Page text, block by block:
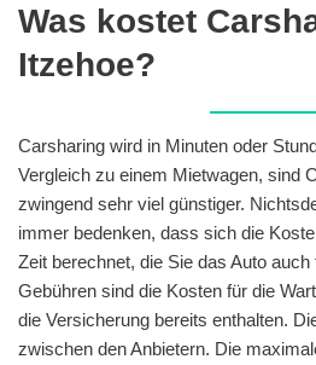
Was kostet
Itzehoe?
Carsharing wird in Minuten oder
Vergleich zu einem Mietwagen, sind
zwingend sehr viel günstiger.
immer bedenken, dass sich die
Zeit berechnet, die Sie das Auto
Gebühren sind die Kosten für die
die Versicherung bereits enthalten.
zwischen den Anbietern. Die